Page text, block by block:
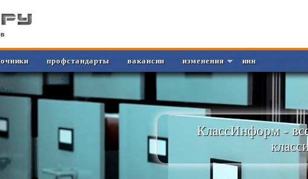
профстандарты вакансии изменения инн
КлассИнформ -